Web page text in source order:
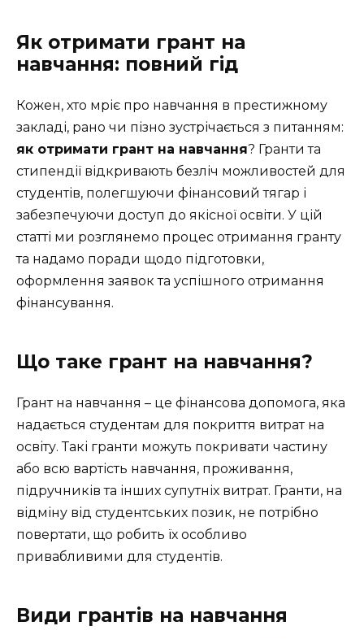
Як отримати грант на
навчання: повний гід
Кожен, хто мріє про навчання в престижному
закладі, рано чи пізно зустрічається з питанням:
як отримати грант на навчання? Гранти та
стипендії відкривають безліч можливостей для
студентів, полегшуючи фінансовий тягар і
забезпечуючи доступ до якісної освіти. У цій
статті ми розглянемо процес отримання гранту
та надамо поради щодо підготовки,
оформлення заявок та успішного отримання
фінансування.
Що таке грант на навчання?
Грант на навчання – це фінансова допомога, яка
надається студентам для покриття витрат на
освіту. Такі гранти можуть покривати частину
або всю вартість навчання, проживання,
підручників та інших супутніх витрат. Гранти, на
відміну від студентських позик, не потрібно
повертати, що робить їх особливо
привабливими для студентів.
Види грантів на навчання